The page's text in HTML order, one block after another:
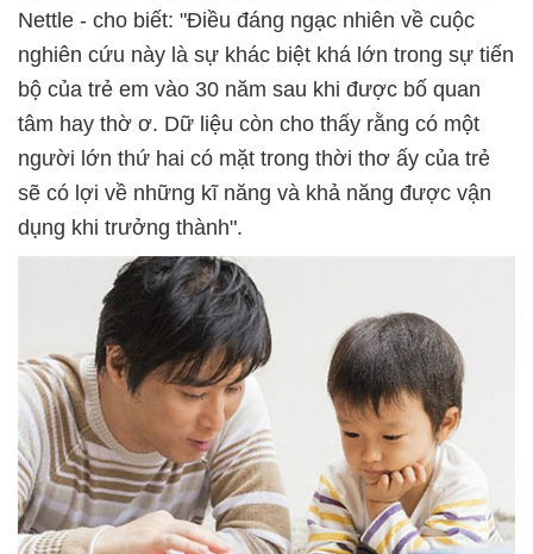
Nettle - cho biết: "Điều đáng ngạc nhiên về cuộc
nghiên cứu này là sự khác biệt khá lớn trong sự tiến
bộ của trẻ em vào 30 năm sau khi được bố quan
tâm hay thờ ơ. Dữ liệu còn cho thấy rằng có một
người lớn thứ hai có mặt trong thời thơ ấy của trẻ
sẽ có lợi về những kĩ năng và khả năng được vận
dụng khi trưởng thành".